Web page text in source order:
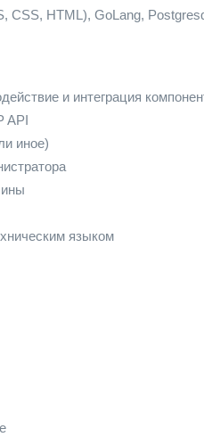
CSS, HTML), GoLang,
и интеграция
API
иное)
языком